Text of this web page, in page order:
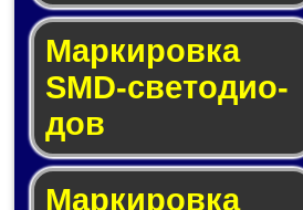
Маркировка
SMD-све­то­дио­
дов
Мар­ки­ров­ка